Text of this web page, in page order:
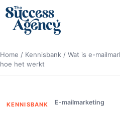
Home / Kennisbank / Wat is e-
hoe het werkt
KENNISBANK E-mailmarketing